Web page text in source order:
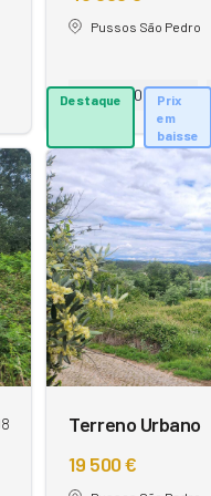
Pussos São Pedro
3.010,00 m²
Destaque
Prix
em
baisse
Terreno Urbano
19 500 €